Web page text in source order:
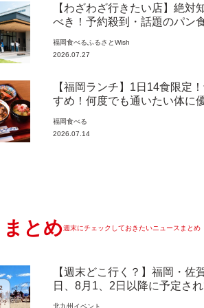
【わざわざ行きたい店】絶対
べき！予約殺到・話題のパン
ン『bound garden』（福岡・
福岡食べるふるさとWish
2026.07.27
【福岡ランチ】1日14食限定
すめ！何度でも通いたい体に
市）【まち歩き】
福岡食べる
2026.07.14
まとめ週末にチェックしておきたいニュースまとめ
【週末どこ行く？】福岡・佐
日、8月1、2日以降に予定さ
北九州 イベント